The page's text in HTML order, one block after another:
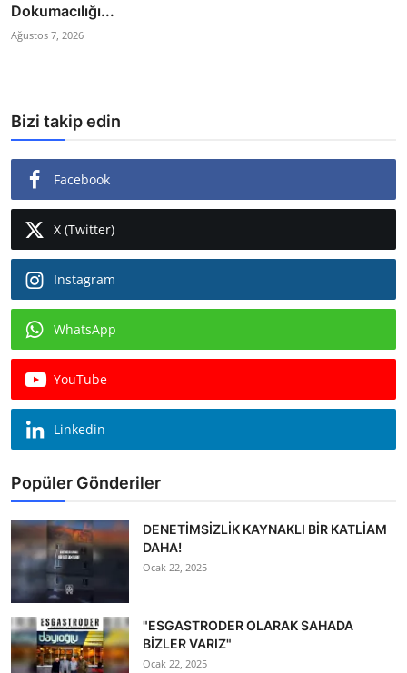
Dokumacılığı...
Ağustos 7, 2026
Bizi takip edin
Facebook
X (Twitter)
Instagram
WhatsApp
YouTube
Linkedin
Popüler Gönderiler
DENETİMSİZLİK KAYNAKLI BİR KATLİAM
DAHA!
Ocak 22, 2025
"ESGASTRODER OLARAK SAHADA
BİZLER VARIZ"
Ocak 22, 2025